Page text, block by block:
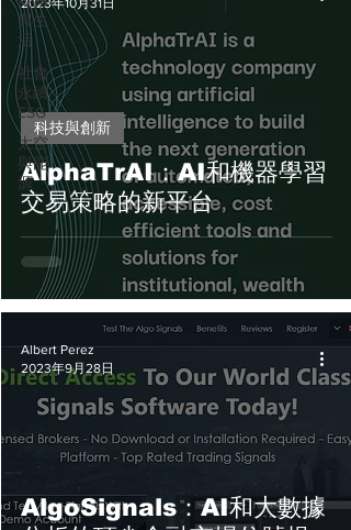
與生
活
社會
永續
ESG
太空
與能
源
AlphaTrAI：AI和機器學習
交易策略的新平台
科技與創新
2023年10月31日
AlgoSignals：AI和大數據
Albert Perez
2023年9月28日